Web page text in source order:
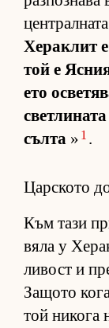
Хе­рак­лит
той е
ето
сълта » 1 .
Царското
Към тази
вяла у
ли­вост и
За­щото
той ни­кога